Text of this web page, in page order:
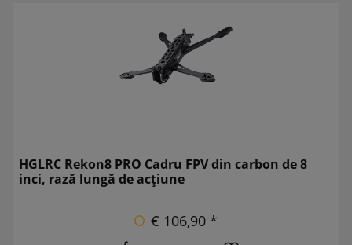
HGLRC Rekon8 PRO Cadru FPV din carbon de 8
inci, rază lungă de acțiune
€ 106,90 *